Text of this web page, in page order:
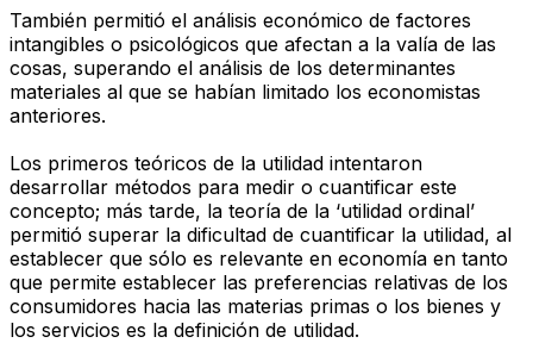
También permitió el análisis económico de factores
intangibles o psicológicos que afectan a la valía de las
cosas, superando el análisis de los determinantes
materiales al que se habían limitado los economistas
anteriores.
Los primeros teóricos de la utilidad intentaron
desarrollar métodos para medir o cuantificar este
concepto; más tarde, la teoría de la ‘utilidad ordinal’
permitió superar la dificultad de cuantificar la utilidad, al
establecer que sólo es relevante en economía en tanto
que permite establecer las preferencias relativas de los
consumidores hacia las materias primas o los bienes y
los servicios es la definición de utilidad.